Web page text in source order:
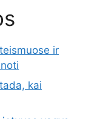
ir
kai